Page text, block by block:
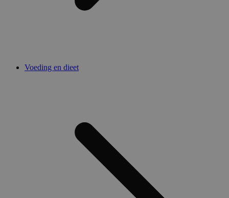
Voeding en dieet